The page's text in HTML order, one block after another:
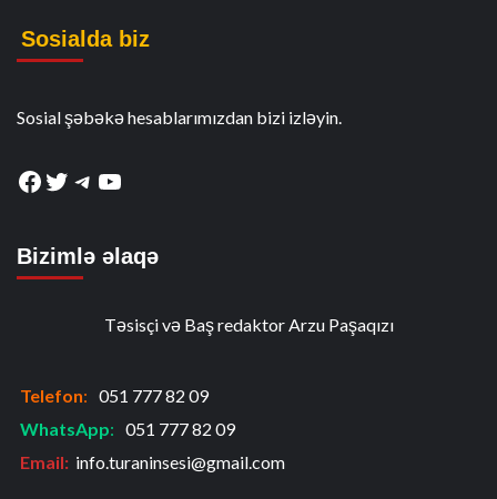
Sosialda biz
Sosial şəbəkə hesablarımızdan bizi izləyin.
Facebook
Twitter
Telegram
YouTube
Bizimlə əlaqə
Təsisçi və Baş redaktor Arzu Paşaqızı
Telefon: 051 777 82 09
WhatsApp: 051 777 82 09
Email: info.turaninsesi@gmail.com